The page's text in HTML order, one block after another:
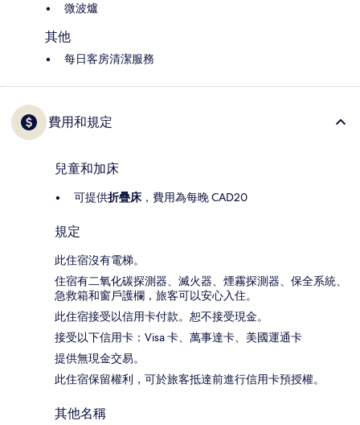
微波爐
其他
每日客房清潔服務
費用和規定
兒童和加床
可提供折疊床 ，費用為每晚 CAD20
規定
此住宿沒有電梯。
住宿有二氧化碳探測器、滅火器、煙霧探測器、保全系統、
急救箱和窗戶護欄，旅客可以安心入住。
此住宿接受以信用卡付款。恕不接受現金。
接受以下信用卡：Visa 卡、萬事達卡、美國運通卡
提供無現金交易。
此住宿保留權利，可於旅客抵達前進行信用卡預授權。
其他名稱